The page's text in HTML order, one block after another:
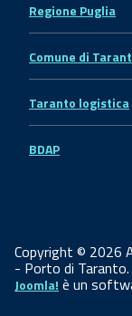
Regione Puglia
Comune di
Taranto logistica
BDAP
Copyright © 2026
- Porto di
Joomla! è un